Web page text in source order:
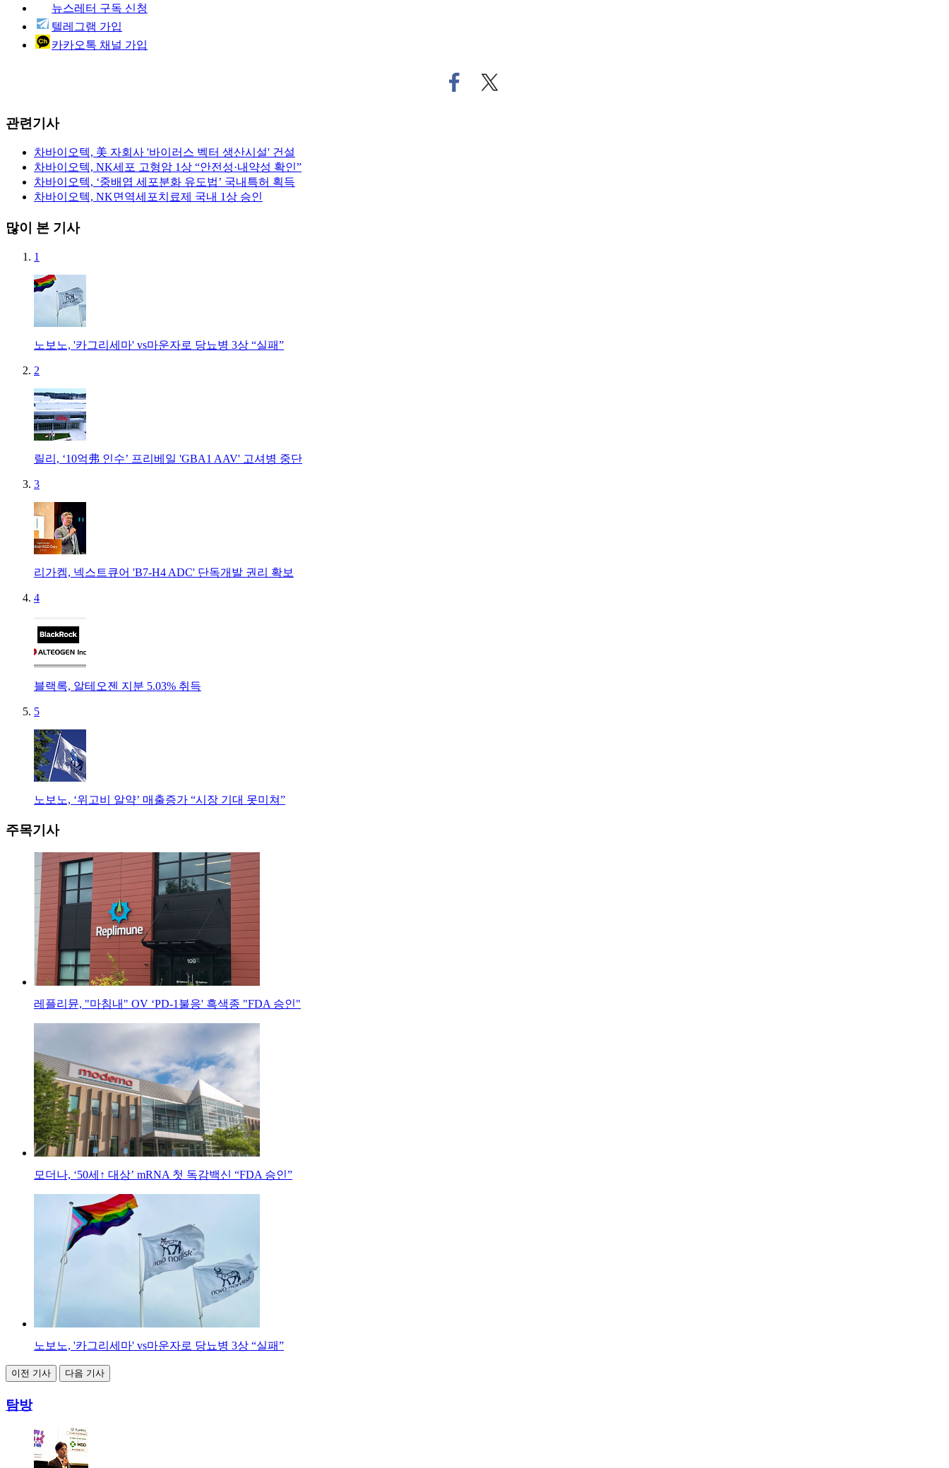
뉴스레터 구독 신청
텔레그램 가입
카카오톡 채널 가입
페
이
트
위
관련기사
차바이오텍, 美 자회사 '바이러스 벡터 생산시설' 건설
차바이오텍, NK세포 고형암 1상 “안전성·내약성 확인”
차바이오텍, ‘중배엽 세포분화 유도법’ 국내특허 획득
차바이오텍, NK면역세포치료제 국내 1상 승인
많이 본 기사
1
노보노, '카그리세마' vs마운자로 당뇨병 3상 “실패”
2
릴리, ‘10억弗 인수’ 프리베일 'GBA1 AAV' 고셔병 중단
3
리가켐, 넥스트큐어 'B7-H4 ADC' 단독개발 권리 확보
4
블랙록, 알테오젠 지분 5.03% 취득
5
노보노, ‘위고비 알약’ 매출증가 “시장 기대 못미쳐”
주목기사
레플리뮨, "마침내" OV ‘PD-1불응' 흑색종 "FDA 승인"
모더나, ‘50세↑ 대상’ mRNA 첫 독감백신 “FDA 승인”
노보노, '카그리세마' vs마운자로 당뇨병 3상 “실패”
이전 기사 다음 기사
탐방